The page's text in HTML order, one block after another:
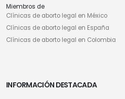
Miembros de
Clínicas de aborto legal en México
Clínicas de aborto legal en España
Clínicas de aborto legal en Colombia
INFORMACIÓN DESTACADA